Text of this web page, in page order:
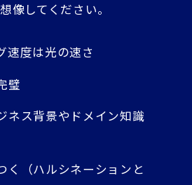
像してください。
速度は光の速さ
璧
ネス背景やドメイン知識
く（ハルシネーションと